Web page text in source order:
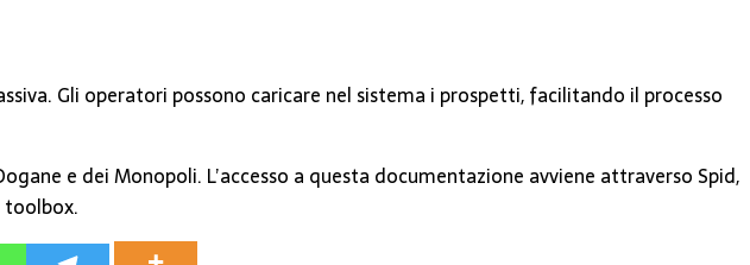
Gli operatori possono caricare nel sistema i prospetti, facilitando il processo
e dei Monopoli. L’accesso a questa documentazione avviene attraverso Spid,
toolbox.